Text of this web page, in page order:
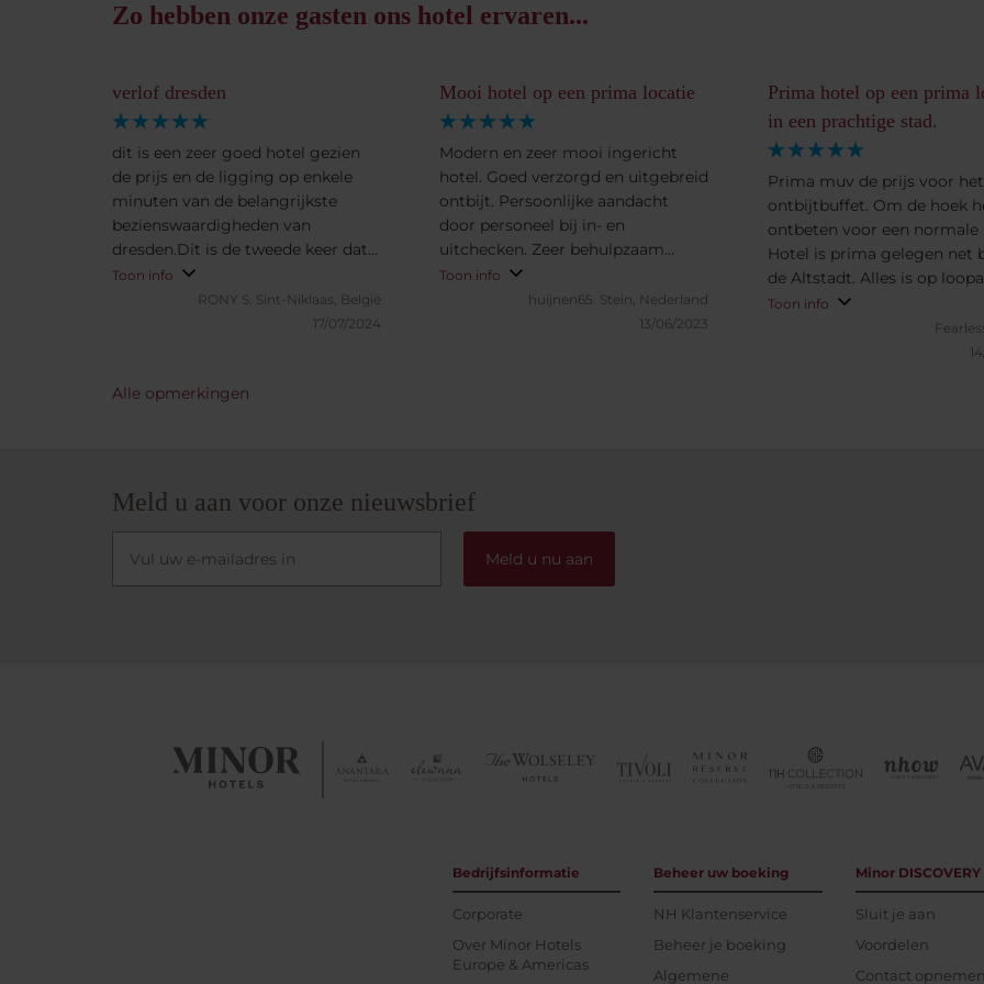
Zo hebben onze gasten ons hotel ervaren...
verlof dresden
dit is een zeer goed hotel gezien
de prijs en de ligging op enkele
minuten van de belangrijkste
bezienswaardigheden van
dresden.Dit is de tweede keer dat
wij hier komen en weer tevreden
naar huis gegaan,zoals steeds in
Toon info
RONY S. Sint-Niklaas, België
17/07/2024
Mooi hotel op een prima locatie
Modern en zeer mooi ingericht
hotel. Goed verzorgd en uitgebreid
ontbijt. Persoonlijke aandacht
door personeel bij in- en
uitchecken. Zeer behulpzaam
personeel. Moderne, ruime
hotelkamer die van alle gemakken
was voorzien. Minibar, kluis, goeie
Toon info
huijnen65. Stein, Nederland
13/06/2023
Prima hotel op een prima
in een prachtige stad.
Prima muv de prijs voor het
ontbijtbuffet. Om de hoek
ontbeten voor een normale
Hotel is prima gelegen net
de Altstadt. Alles is op
bereikbaar. Parkeren is tegen
betaling mogelijk in het Q-
Toon info
Alle opmerkingen
Meld u aan voor onze nieuwsbrief
Meld u nu aan
Bedrijfsinformatie
Corporate
Over Minor Hotels
Europe & Americas
Beheer uw boeking
NH Klantenservice
Beheer je boeking
Algemene
Minor DISCOVERY
Sluit je aan
Voordelen
Contact opnemen